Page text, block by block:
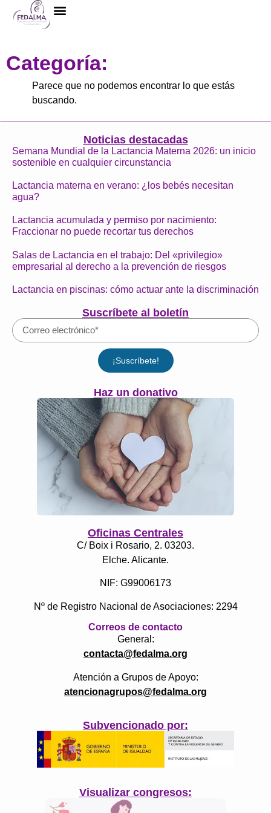
Categoría:
Parece que no podemos encontrar lo que estás
buscando.
Noticias destacadas
Semana Mundial de la Lactancia Materna 2026: un inicio
sostenible en cualquier circunstancia
Lactancia materna en verano: ¿los bebés necesitan
agua?
Lactancia acumulada y permiso por nacimiento:
Fraccionar no puede recortar tus derechos
Salas de Lactancia en el trabajo: Del «privilegio»
empresarial al derecho a la prevención de riesgos
Lactancia en piscinas: cómo actuar ante la discriminación
Suscríbete al boletín
¡Suscríbete!
Haz un donativo
Oficinas Centrales
C/ Boix i Rosario, 2. 03203.
Elche. Alicante.
NIF: G99006173
Nº de Registro Nacional de Asociaciones: 2294
Correos de contacto
General:
contacta@fedalma.org
Atención a Grupos de Apoyo:
atencionagrupos@fedalma.org
Subvencionado por:
Visualizar congresos: